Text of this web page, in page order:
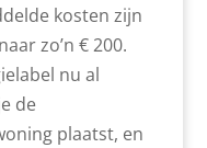
kosten zijn
zo’n € 200.
nu al
de
plaatst, en